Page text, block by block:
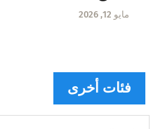
مايو 12, 2026
فئات أخرى